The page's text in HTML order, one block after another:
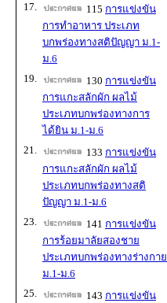
17. 115 การแข่งขัน
การทำอาหาร ประเภท
บกพร่องทางสติปัญญา ม.1-
ม.6
19. 130 การแข่งขัน
การแกะสลักผัก ผลไม้
ประเภทบกพร่องทางการ
ได้ยิน ม.1-ม.6
21.
133 การแข่งขัน
การแกะสลักผัก ผลไม้
ประเภทบกพร่องทางสติ
ปัญญา ม.1-ม.6
23.
141 การแข่งขัน
การร้อยมาลัยสองชาย
ประเภทบกพร่องทางร่างกาย
ม.1-ม.6
25.
143 การแข่งขัน